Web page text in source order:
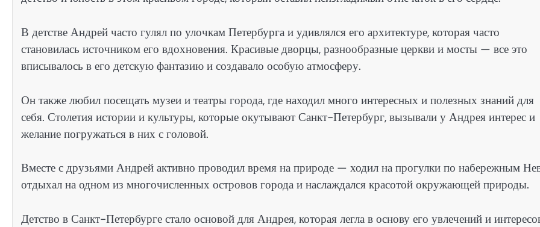
В детстве Андрей часто гулял по улочкам Петербурга и удивлялся его архитектуре, которая часто
становилась источником его вдохновения. Красивые дворцы, разнообразные церкви и мосты — все это
вписывалось в его детскую фантазию и создавало особую атмосферу.
Он также любил посещать музеи и театры города, где находил много интересных и полезных знаний для
себя. Столетия истории и культуры, которые окутывают Санкт-Петербург, вызывали у Андрея интерес и
желание погружаться в них с головой.
Вместе с друзьями Андрей активно проводил время на природе — ходил на прогулки по набережным
отдыхал на одном из многочисленных островов города и наслаждался красотой окружающей природы.
Детство в Санкт-Петербурге стало основой для Андрея, которая легла в основу его увлечений и